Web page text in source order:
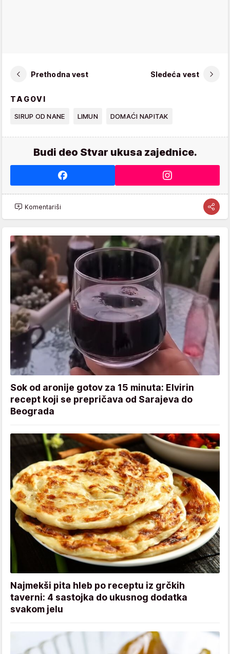
Prethodna vest Sledeća vest
TAGOVI
SIRUP OD NANE LIMUN DOMAĆI NAPITAK
Budi deo Stvar ukusa zajednice.
Komentariši
Sok od aronije gotov za 15 minuta: Elvirin
recept koji se prepričava od Sarajeva do
Beograda
Najmekši pita hleb po receptu iz grčkih
taverni: 4 sastojka do ukusnog dodatka
svakom jelu